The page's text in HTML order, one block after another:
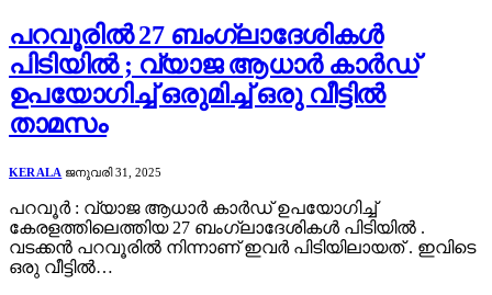
പറവൂരിൽ 27 ബംഗ്ലാദേശികൾ
പിടിയിൽ ; വ്യാജ ആധാർ കാർഡ്
ഉപയോഗിച്ച് ഒരുമിച്ച് ഒരു വീട്ടിൽ
താമസം
KERALA ജനുവരി 31, 2025
പറവൂർ : വ്യാജ ആധാർ കാർഡ് ഉപയോഗിച്ച്
കേരളത്തിലെത്തിയ 27 ബംഗ്ലാദേശികൾ പിടിയിൽ .
വടക്കൻ പറവൂരിൽ നിന്നാണ് ഇവർ പിടിയിലായത് . ഇവിടെ
ഒരു വീട്ടിൽ…